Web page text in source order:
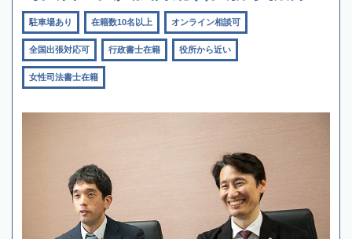
駐車場あり 在籍数10名以上 オンライン相談可
全国出張対応可 行政書士在籍 役所から近い
女性司法書士在籍